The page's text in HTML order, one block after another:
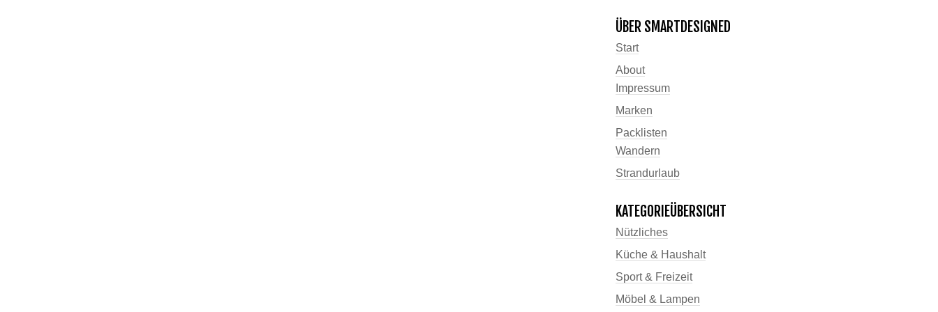
ÜBER SMARTDESIGNED
Start
About
Impressum
Marken
Packlisten
Wandern
Strandurlaub
KATEGORIEÜBERSICHT
Nützliches
Küche & Haushalt
Sport & Freizeit
Möbel & Lampen